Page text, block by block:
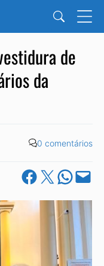
de
da
0 comentários
Share on Facebook
Share on X Share on
Email this